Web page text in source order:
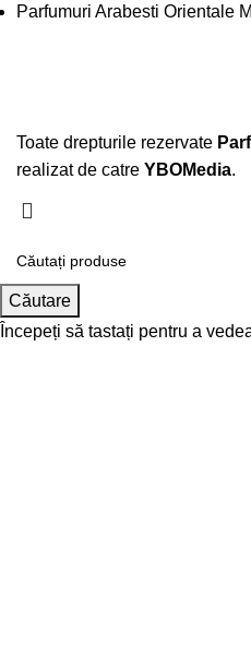
Parfumuri Arabesti Orientale
Toate drepturile rezervate
realizat de catre YBOMedia.
Căutare
Începeți să tastați pentru a